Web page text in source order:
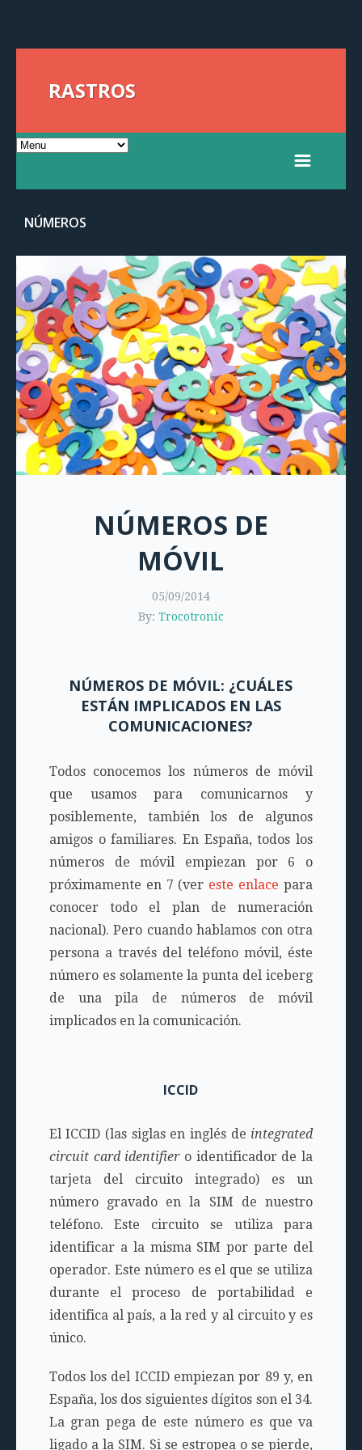
RASTROS
NÚMEROS
NÚMEROS DE
MÓVIL
05/09/2014
By: Trocotronic
NÚMEROS DE MÓVIL: ¿CUÁLES
ESTÁN IMPLICADOS EN LAS
COMUNICACIONES?
Todos conocemos los números de móvil
que usamos para comunicarnos y
posiblemente, también los de algunos
amigos o familiares. En España, todos los
números de móvil empiezan por 6 o
próximamente en 7 (ver este enlace para
conocer todo el plan de numeración
nacional). Pero cuando hablamos con otra
persona a través del teléfono móvil, éste
número es solamente la punta del iceberg
de una pila de números de móvil
implicados en la comunicación.
ICCID
El ICCID (las siglas en inglés de integrated
circuit card identifiero identificador de la
tarjeta del circuito integrado) es un
número gravado en la SIM de nuestro
teléfono. Este circuito se utiliza para
identificar a la misma SIM por parte del
operador. Este número es el que se utiliza
durante el proceso de portabilidad e
identifica al país, a la red y al circuito y es
único.
Todos los del ICCID empiezan por 89 y, en
España, los dos siguientes dígitos son el 34.
La gran pega de este número es que va
ligado a la SIM. Si se estropea o se pierde,